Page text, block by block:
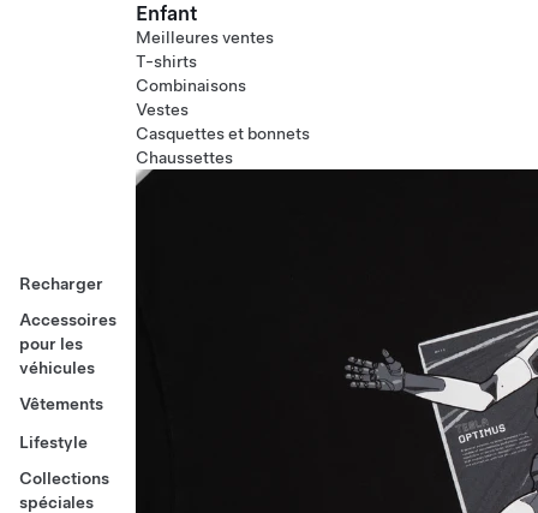
Recharger
Accessoires
pour les
véhicules
Vêtements
Lifestyle
Collections
spéciales
Enfant
Meilleures ventes
T-shirts
Combinaisons
Vestes
Casquettes et bonnets
Chaussettes